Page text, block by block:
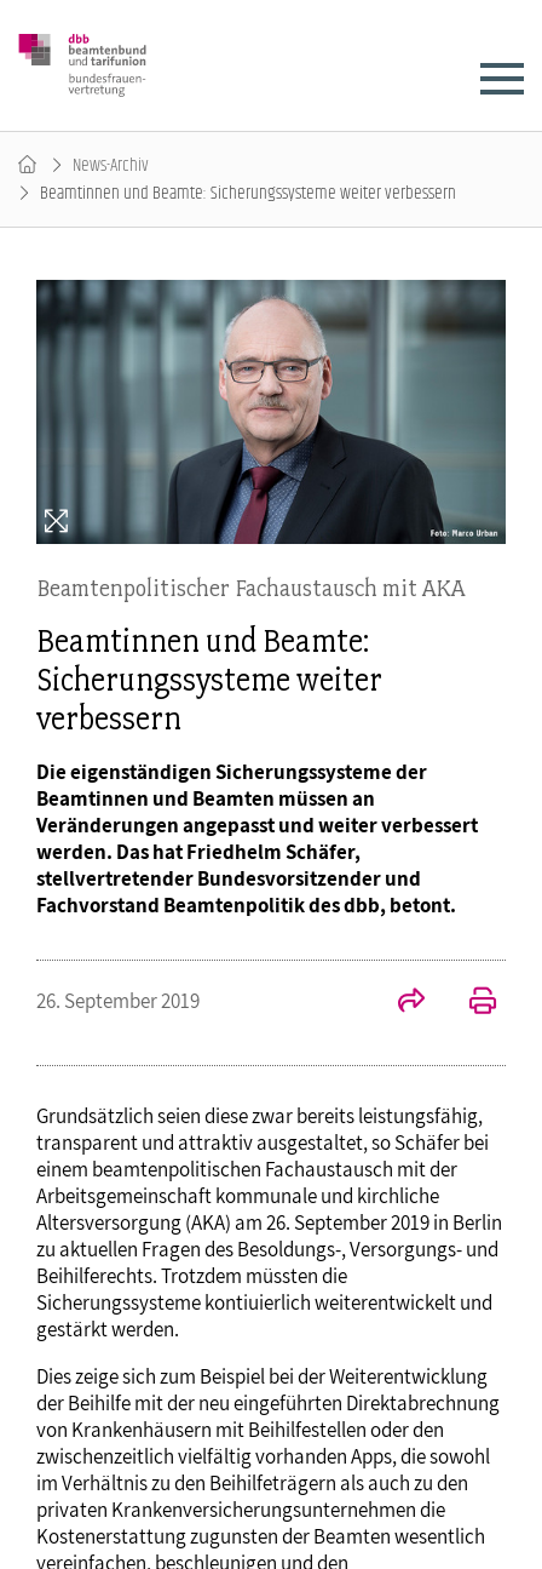
News-Archiv
Beamtinnen und Beamte: Sicherungssysteme weiter verbessern
Beamtenpolitischer Fachaustausch mit AKA
Beamtinnen und Beamte:
Sicherungssysteme weiter
verbessern
Die eigenständigen Sicherungssysteme der
Beamtinnen und Beamten müssen an
Veränderungen angepasst und weiter verbessert
werden. Das hat Friedhelm Schäfer,
stellvertretender Bundesvorsitzender und
Fachvorstand Beamtenpolitik des dbb, betont.
26. September 2019
Grundsätzlich seien diese zwar bereits leistungsfähig,
transparent und attraktiv ausgestaltet, so Schäfer bei
einem beamtenpolitischen Fachaustausch mit der
Arbeitsgemeinschaft kommunale und kirchliche
Altersversorgung (AKA) am 26. September 2019 in Berlin
zu aktuellen Fragen des Besoldungs-, Versorgungs- und
Beihilferechts. Trotzdem müssten die
Sicherungssysteme kontiuierlich weiterentwickelt und
gestärkt werden.
Dies zeige sich zum Beispiel bei der Weiterentwicklung
der Beihilfe mit der neu eingeführten Direktabrechnung
von Krankenhäusern mit Beihilfestellen oder den
zwischenzeitlich vielfältig vorhanden Apps, die sowohl
im Verhältnis zu den Beihilfeträgern als auch zu den
privaten Krankenversicherungsunternehmen die
Kostenerstattung zugunsten der Beamten wesentlich
vereinfachen, beschleunigen und den